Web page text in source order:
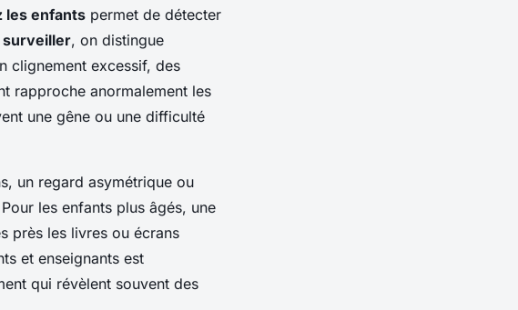
les enfants permet de détecter
surveiller, on distingue
clignement excessif, des
rapproche anormalement les
une gêne ou une difficulté
un regard asymétrique ou
les enfants plus âgés, une
près les livres ou écrans
et enseignants est
qui révèlent souvent des